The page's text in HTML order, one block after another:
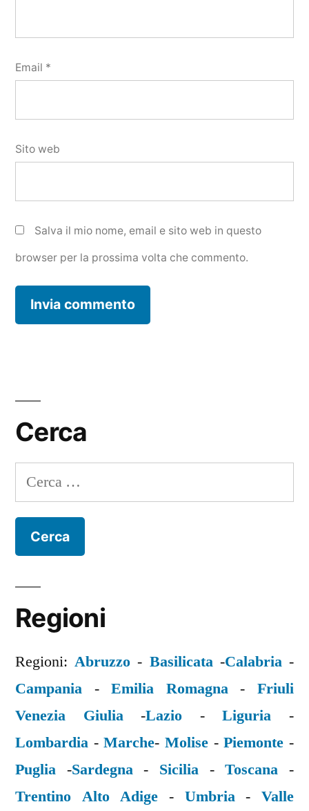
Email *
Sito web
Salva il mio nome, email e sito web in questo
browser per la prossima volta che commento.
Cerca
Ricerca
per:
Regioni
Regioni:Abruzzo - Basilicata-Calabria-
Campania -Emilia Romagna-Friuli
Venezia Giulia-Lazio -Liguria -
Lombardia -Marche-Molise -Piemonte -
Puglia -Sardegna- Sicilia -Toscana -
Trentino Alto Adige - Umbria-Valle